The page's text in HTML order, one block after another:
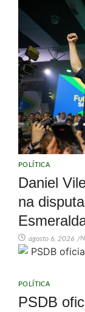
POLÍTICA
Daniel
na
agosto 6, 2026 /
POLÍTICA
PSDB